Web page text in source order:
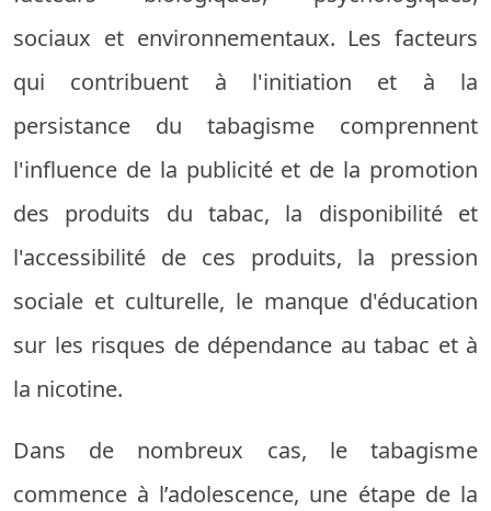
sociaux et environnementaux. Les facteurs
qui contribuent à l'initiation et à la
persistance du tabagisme comprennent
l'influence de la publicité et de la promotion
des produits du tabac, la disponibilité et
l'accessibilité de ces produits, la pression
sociale et culturelle, le manque d'éducation
sur les risques de dépendance au tabac et à
la nicotine.
Dans de nombreux cas, le tabagisme
commence à l’adolescence, une étape de la